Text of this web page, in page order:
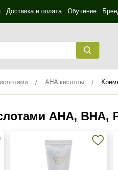
Доставка и оплата Обучение
AHA кислоты
AHA,